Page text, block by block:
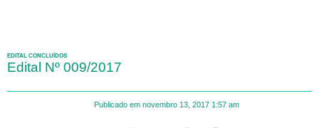
EDITAL CONCLUÍDOS
Edital Nº 009/2017
Publicado em novembro 13, 2017 1:57 am